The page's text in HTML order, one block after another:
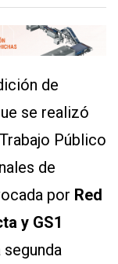
de
se realizó
Público
de
por Red
y GS1
segunda